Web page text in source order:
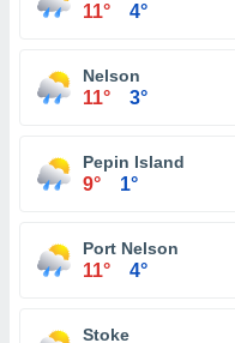
11° 4°
Nelson
11° 3°
Pepin Island
9° 1°
Port Nelson
11° 4°
Stoke